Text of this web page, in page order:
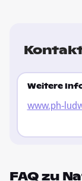
Weitere
www.ph-
FAQ zu